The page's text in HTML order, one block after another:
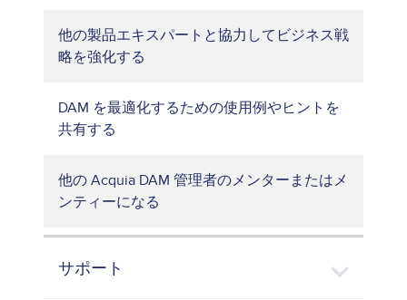
他の製品エキスパートと協力してビジネス戦
略を強化する
DAM を最適化するための使用例やヒントを
共有する
他の Acquia DAM 管理者のメンターまたはメ
ンティーになる
サポート